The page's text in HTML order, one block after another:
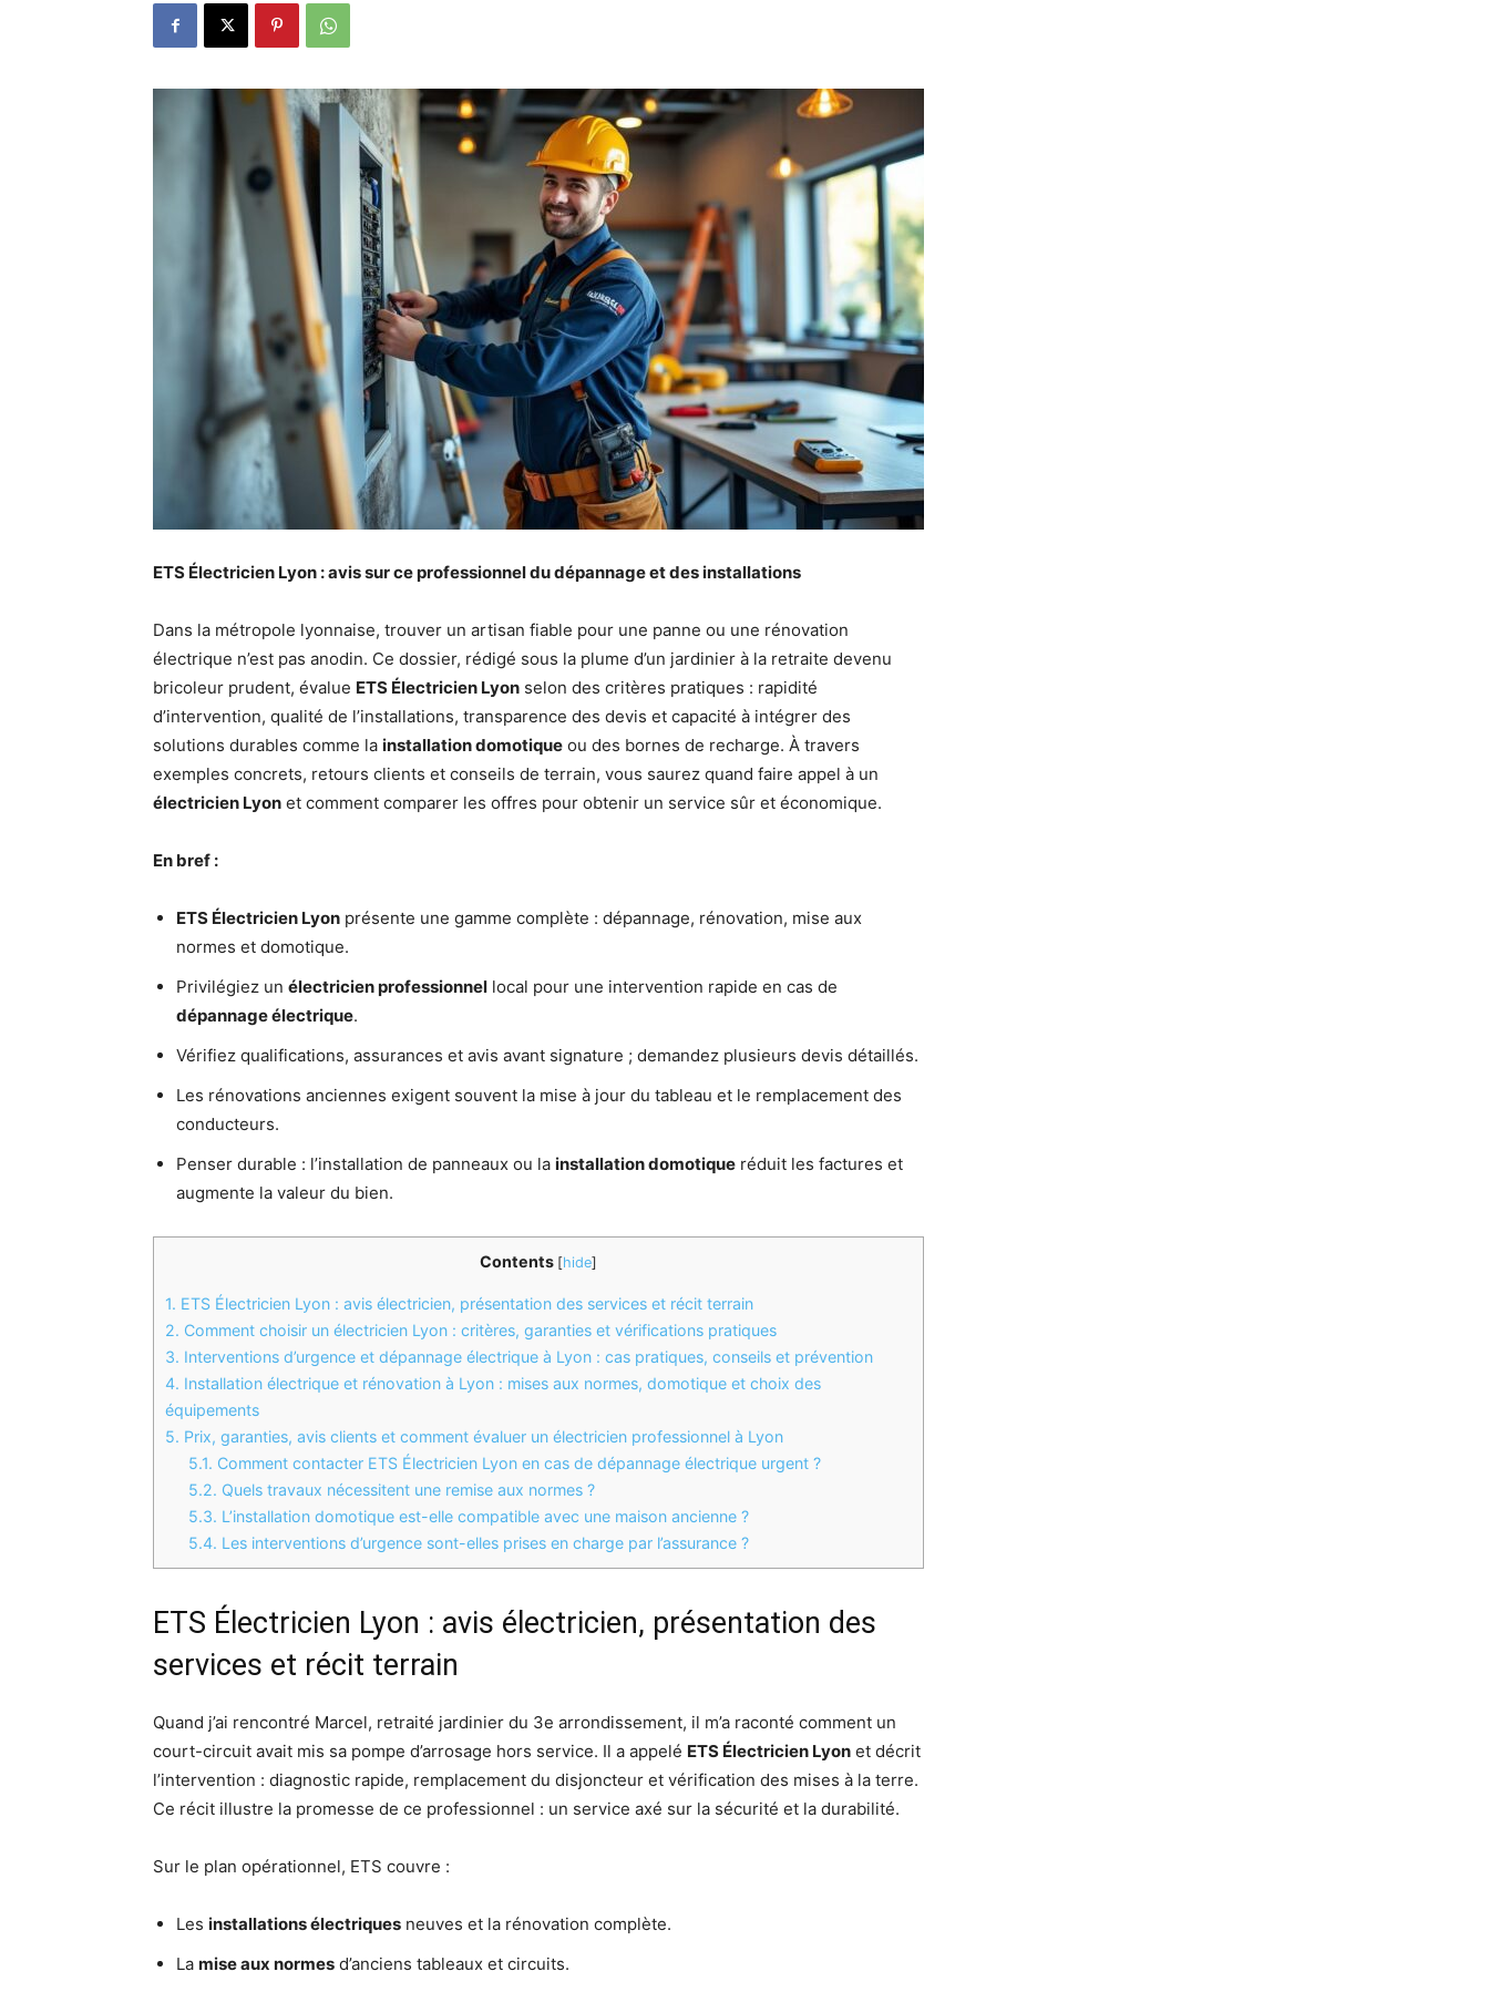
ETS Électricien Lyon : avis sur ce professionnel du dépannage et des installations
Dans la métropole lyonnaise, trouver un artisan fiable pour une panne ou une rénovation
électrique n’est pas anodin. Ce dossier, rédigé sous la plume d’un jardinier à la retraite devenu
bricoleur prudent, évalue ETS Électricien Lyon selon des critères pratiques : rapidité
d’intervention, qualité de l’installations, transparence des devis et capacité à intégrer des
solutions durables comme la installation domotique ou des bornes de recharge. À travers
exemples concrets, retours clients et conseils de terrain, vous saurez quand faire appel à un
électricien Lyon et comment comparer les offres pour obtenir un service sûr et économique.
En bref :
ETS Électricien Lyon présente une gamme complète : dépannage, rénovation, mise aux
normes et domotique.
Privilégiez un électricien professionnel local pour une intervention rapide en cas de
dépannage électrique.
Vérifiez qualifications, assurances et avis avant signature ; demandez plusieurs devis détaillés.
Les rénovations anciennes exigent souvent la mise à jour du tableau et le remplacement des
conducteurs.
Penser durable : l’installation de panneaux ou la installation domotique réduit les factures et
augmente la valeur du bien.
Contents [hide]
1. ETS Électricien Lyon : avis électricien, présentation des services et récit terrain
2. Comment choisir un électricien Lyon : critères, garanties et vérifications pratiques
3. Interventions d’urgence et dépannage électrique à Lyon : cas pratiques, conseils et prévention
4. Installation électrique et rénovation à Lyon : mises aux normes, domotique et choix des
équipements
5. Prix, garanties, avis clients et comment évaluer un électricien professionnel à Lyon
5.1. Comment contacter ETS Électricien Lyon en cas de dépannage électrique urgent ?
5.2. Quels travaux nécessitent une remise aux normes ?
5.3. L’installation domotique est-elle compatible avec une maison ancienne ?
5.4. Les interventions d’urgence sont-elles prises en charge par l’assurance ?
ETS Électricien Lyon : avis électricien, présentation des
services et récit terrain
Quand j’ai rencontré Marcel, retraité jardinier du 3e arrondissement, il m’a raconté comment un
court-circuit avait mis sa pompe d’arrosage hors service. Il a appelé ETS Électricien Lyon et décrit
l’intervention : diagnostic rapide, remplacement du disjoncteur et vérification des mises à la terre.
Ce récit illustre la promesse de ce professionnel : un service axé sur la sécurité et la durabilité.
Sur le plan opérationnel, ETS couvre :
Les installations électriques neuves et la rénovation complète.
La mise aux normes d’anciens tableaux et circuits.